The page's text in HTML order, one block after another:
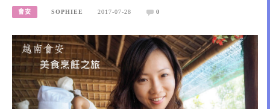
會安 SOPHIEE 2017-07-28 0